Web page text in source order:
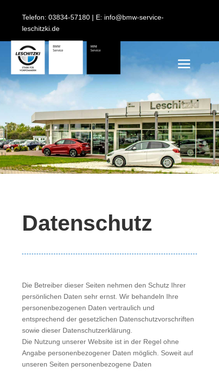
Telefon: 03834-57180 | E: info@bmw-service-
leschitzki.de
Datenschutz
Die Betreiber dieser Seiten nehmen den Schutz Ihrer
persönlichen Daten sehr ernst. Wir behandeln Ihre
personenbezogenen Daten vertraulich und
entsprechend der gesetzlichen Datenschutzvorschriften
sowie dieser Datenschutzerklärung.
Die Nutzung unserer Website ist in der Regel ohne
Angabe personenbezogener Daten möglich. Soweit auf
unseren Seiten personenbezogene Daten